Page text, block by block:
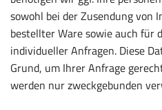
sowohl bei der Zusendung von
bestellter Ware sowie auch für
individueller Anfragen. Diese
Grund, um Ihrer Anfrage
werden nur zweckgebunden